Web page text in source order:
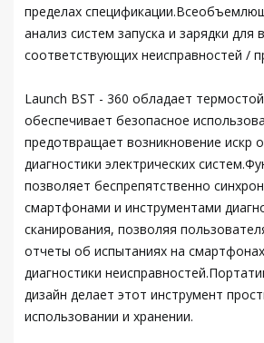
пределах
анализ систем запуска и зарядки для
соответствующих неисправностей /
Launch BST - 360 обладает
обеспечивает безопасное
предотвращает возникновение искр
диагностики электрических
позволяет беспрепятственно
смартфонами и инструментами
сканирования, позволяя
отчеты об испытаниях на
диагностики
дизайн делает этот инструмент
использовании и хранении.